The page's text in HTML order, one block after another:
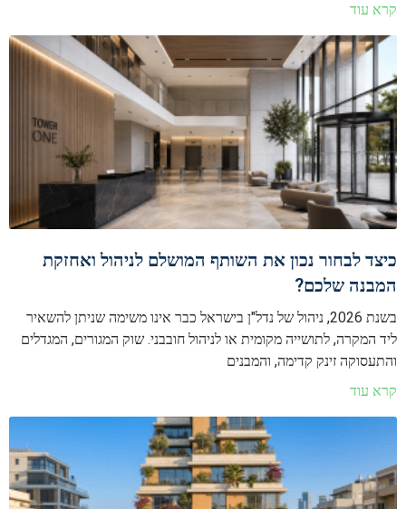
קרא עוד
כיצד לבחור נכון את השותף המושלם לניהול ואחזקת
המבנה שלכם?
בשנת 2026, ניהול של נדל"ן בישראל כבר אינו משימה שניתן להשאיר
ליד המקרה, לתושייה מקומית או לניהול חובבני. שוק המגורים, המגדלים
והתעסוקה זינק קדימה, והמבנים
קרא עוד